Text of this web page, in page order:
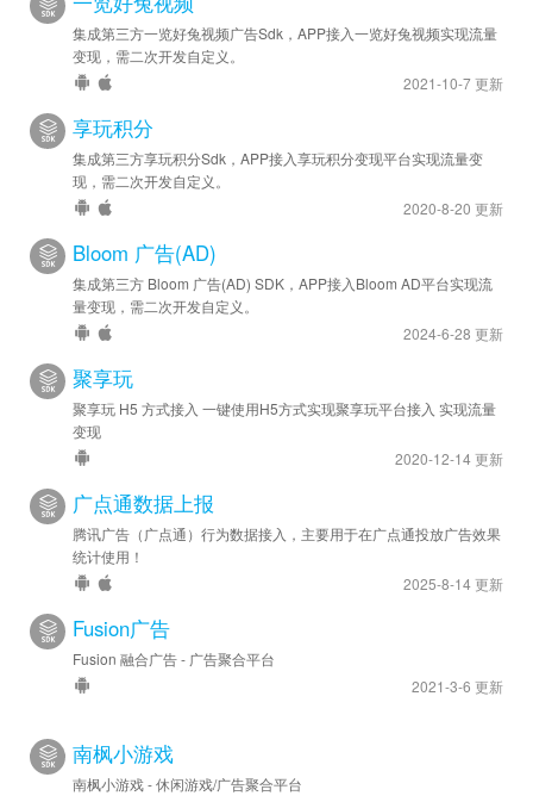
集成第三方一览好兔视频广告Sdk，APP接入一览好兔视频实现流量
变现，需二次开发自定义。
2021-10-7 更新
享玩积分
集成第三方享玩积分Sdk，APP接入享玩积分变现平台实现流量变
现，需二次开发自定义。
2020-8-20 更新
Bloom 广告(AD)
集成第三方 Bloom 广告(AD) SDK，APP接入Bloom AD平台实现流
量变现，需二次开发自定义。
2024-6-28 更新
聚享玩
聚享玩 H5 方式接入 一键使用H5方式实现聚享玩平台接入 实现流量
变现
2020-12-14 更新
广点通数据上报
腾讯广告（广点通）行为数据接入，主要用于在广点通投放广告效果
统计使用！
2025-8-14 更新
Fusion广告
Fusion 融合广告 - 广告聚合平台
2021-3-6 更新
南枫小游戏
南枫小游戏 - 休闲游戏/广告聚合平台